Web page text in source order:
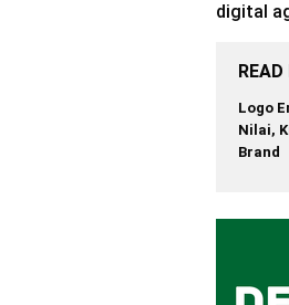
digital
READ
Logo
Nilai,
Brand